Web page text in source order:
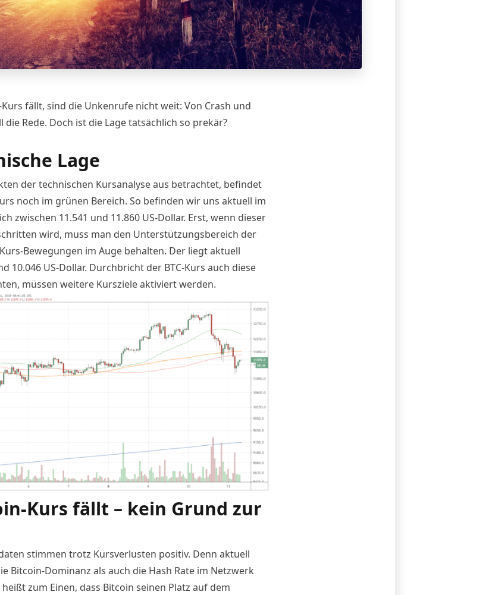
fällt, sind die Unkenrufe nicht weit: Von Crash und
die Rede. Doch ist die Lage tatsächlich so prekär?
Lage
der technischen Kursanalyse aus betrachtet, befindet
noch im grünen Bereich. So befinden wir uns aktuell im
zwischen 11.541 und 11.860 US-Dollar. Erst, wenn dieser
wird, muss man den Unterstützungsbereich der
Bewegungen im Auge behalten. Der liegt aktuell
10.046 US-Dollar. Durchbricht der BTC-Kurs auch diese
müssen weitere Kursziele aktiviert werden.
Kurs fällt – kein Grund zur
stimmen trotz Kursverlusten positiv. Denn aktuell
Bitcoin-Dominanz als auch die Hash Rate im Netzwerk
zum Einen, dass Bitcoin seinen Platz auf dem